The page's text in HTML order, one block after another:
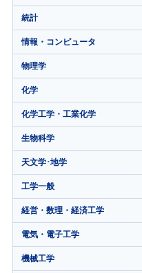
統計
情報・コンピュータ
物理学
化学
化学工学・工業化学
生物科学
天文学･地学
工学一般
経営・数理・経済工学
電気・電子工学
機械工学